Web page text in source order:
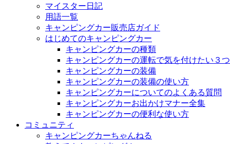
マイスター日記
用語一覧
キャンピングカー販売店ガイド
はじめてのキャンピングカー
キャンピングカーの種類
キャンピングカーの運転で気を付けたい３
キャンピングカーの装備
キャンピングカーの装備の使い方
キャンピングカーについてのよくある質問
キャンピングカーお出かけマナー全集
キャンピングカーの便利な使い方
コミュニティ
キャンピングカーちゃんねる